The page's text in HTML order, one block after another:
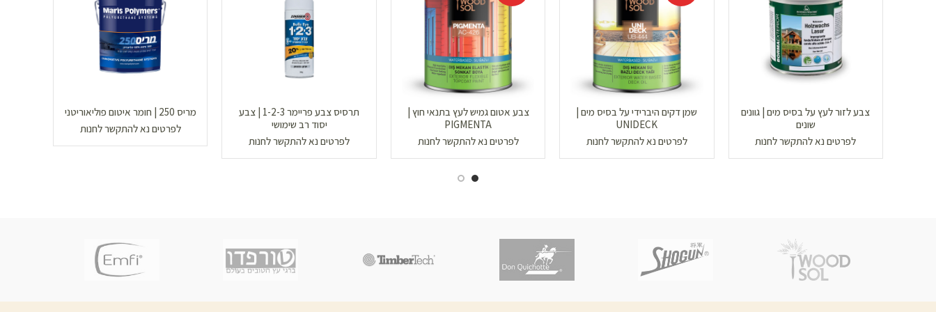
צבע לזור לעץ על בסיס מים | גוונים
שונים
לפרטים נא להתקשר לחנות
שמן דקים היברידי על בסיס מים |
UNIDECK
לפרטים נא להתקשר לחנות
צבע אטום גמיש לעץ בתנאי חוץ |
PIGMENTA
לפרטים נא להתקשר לחנות
תרסיס צבע פריימר 1-2-3 | צבע
יסוד רב שימושי
לפרטים נא להתקשר לחנות
מריס 250 | חומר איטום פוליאוריטני
לפרטים נא להתקשר לחנות